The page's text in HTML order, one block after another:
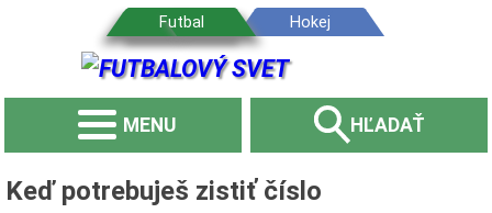
MENU HĽADAŤ
Keď potrebuješ zistiť číslo